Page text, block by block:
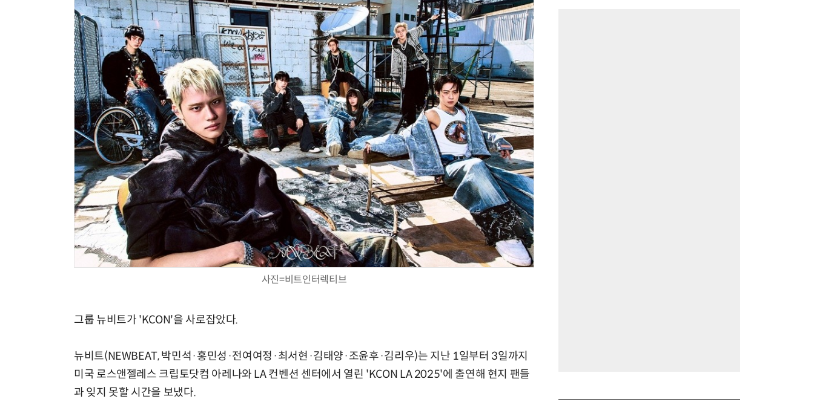
사진=비트인터렉티브
그룹 뉴비트가 'KCON'을 사로잡았다.
뉴비트(NEWBEAT, 박민석·홍민성·전여여정·최서현·김태양·조윤후·김리우)는 지난 1일부터 3일까지
미국 로스앤젤레스 크립토닷컴 아레나와 LA 컨벤션 센터에서 열린 'KCON LA 2025'에 출연해 현지 팬들
과 잊지 못할 시간을 보냈다.